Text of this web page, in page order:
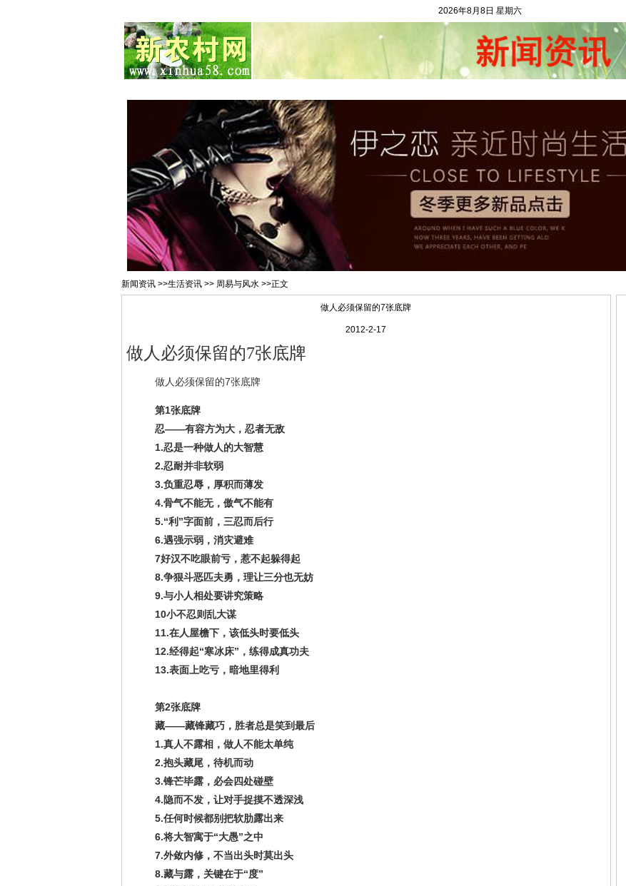
2026年8月8日 星期六
新闻资讯 >>生活资讯>> 周易与风水>>正文
做人必须保留的7张底牌
2012-2-17
做人必须保留的7张底牌
做人必须保留的7张底牌
第1张底牌
忍——有容方为大，忍者无敌
1.忍是一种做人的大智慧
2.忍耐并非软弱
3.负重忍辱，厚积而薄发
4.骨气不能无，傲气不能有
5.“利”字面前，三忍而后行
6.遇强示弱，消灾避难
7好汉不吃眼前亏，惹不起躲得起
8.争狠斗恶匹夫勇，理让三分也无妨
9.与小人相处要讲究策略
10小不忍则乱大谋
11.在人屋檐下，该低头时要低头
12.经得起“寒冰床”，练得成真功夫
13.表面上吃亏，暗地里得利
第2张底牌
藏——藏锋藏巧，胜者总是笑到最后
1.真人不露相，做人不能太单纯
2.抱头藏尾，待机而动
3.锋芒毕露，必会四处碰壁
4.隐而不发，让对手捉摸不透深浅
5.任何时候都别把软肋露出来
6.将大智寓于“大愚”之中
7.外敛内修，不当出头时莫出头
8.藏与露，关键在于“度”